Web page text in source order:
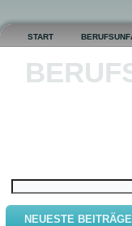
START
NEUESTE BEITRÄGE